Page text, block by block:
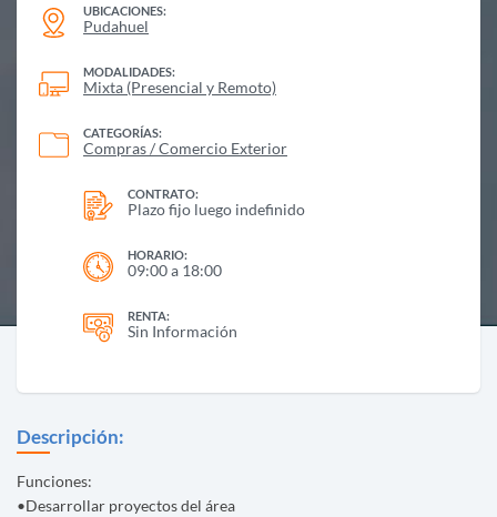
UBICACIONES:
Pudahuel
MODALIDADES:
Mixta (Presencial y Remoto)
CATEGORÍAS:
Compras / Comercio Exterior
CONTRATO:
Plazo fijo luego indefinido
HORARIO:
09:00 a 18:00
RENTA:
Sin Información
Descripción:
Funciones:
•Desarrollar proyectos del área